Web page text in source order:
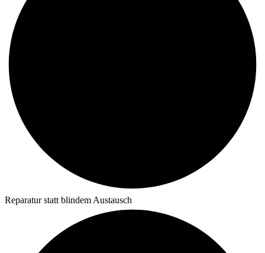
Reparatur statt blindem Austausch